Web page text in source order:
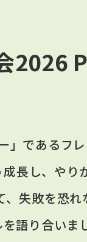
2026
であるフレ
長し、やり
失敗を恐れ
語り合いま